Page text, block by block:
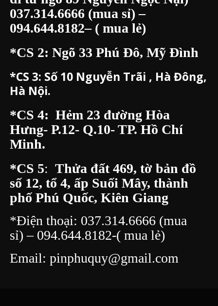
Pin Energizer
CÔNG TY TNHH PIN PHÚ QUÝ
*CS 1: Số 11, ngõ 3, Cù Chính
Lan, Thanh Xuân, Hà Nội.(hoặc
037.314.6666 (mua sỉ) –
094.644.8182– ( mua lẻ)
*CS 3: Số 10 Nguyễn Trãi , Hà Đông,
Hà Nội.
*CS 4: Hẻm 23 đường Hòa
Hưng- P.12- Q.10- TP. Hồ Chí